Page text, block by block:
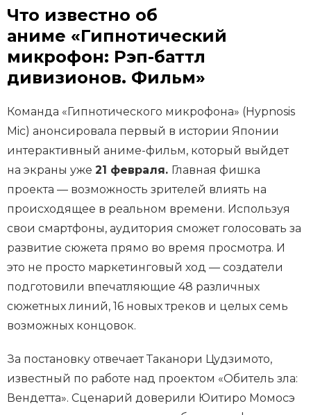
Что известно об
аниме «Гипнотический
микрофон: Рэп-баттл
дивизионов. Фильм»
Команда «Гипнотического микрофона» (Hypnosis
Mic) анонсировала первый в истории Японии
интерактивный аниме-фильм, который выйдет
на экраны уже 21 февраля. Главная фишка
проекта — возможность зрителей влиять на
происходящее в реальном времени. Используя
свои смартфоны, аудитория сможет голосовать за
развитие сюжета прямо во время просмотра. И
это не просто маркетинговый ход — создатели
подготовили впечатляющие 48 различных
сюжетных линий, 16 новых треков и целых семь
возможных концовок.
За постановку отвечает Таканори Цудзимото,
известный по работе над проектом «Обитель зла:
Вендетта». Сценарий доверили Юитиро Момосэ